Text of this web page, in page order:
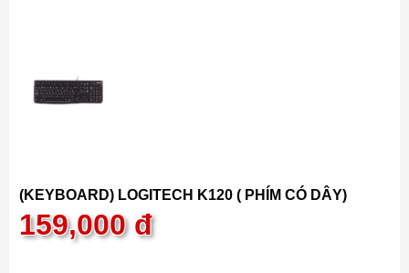
(KEYBOARD) LOGITECH K120 ( PHÍM CÓ DÂY)
159,000đ